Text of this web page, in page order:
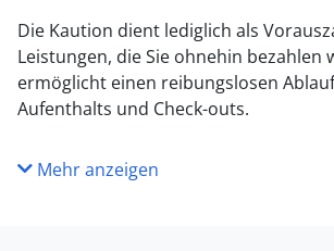
Die Kaution dient lediglich als
Leistungen, die Sie ohnehin bezahlen
ermöglicht einen reibungslosen
Aufenthalts und Check-outs.
Mehr anzeigen